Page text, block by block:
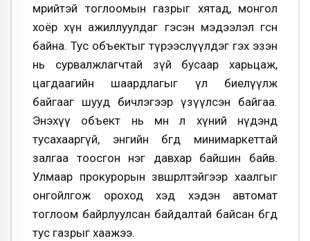
мөрийтэй тоглоомын газрыг хятад, монгол
хоёр хүн ажиллуулдаг гэсэн мэдээлэл өгсөн
байна. Тус объектыг түрээслүүлдэг гэх эзэн
нь сурвалжлагчтай зүй бусаар харьцаж,
цагдаагийн шаардлагыг үл биелүүлж
байгааг шууд бичлэгээр үзүүлсэн байгаа.
Энэхүү объект нь мөн л хүний нүдэнд
тусахааргүй, энгийн бөгөөд минимаркеттай
залгаа тоосгон нэг давхар байшин байв.
Улмаар прокурорын зөвшөөрөлтэйгээр хаалгыг
онгойлгож ороход хэд хэдэн автомат
тоглоом байрлуулсан байдалтай байсан бөгөөд
тус газрыг хаажээ.